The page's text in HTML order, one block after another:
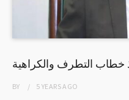
خطاب التطرف والكراهية
BY 5 YEARSAGO